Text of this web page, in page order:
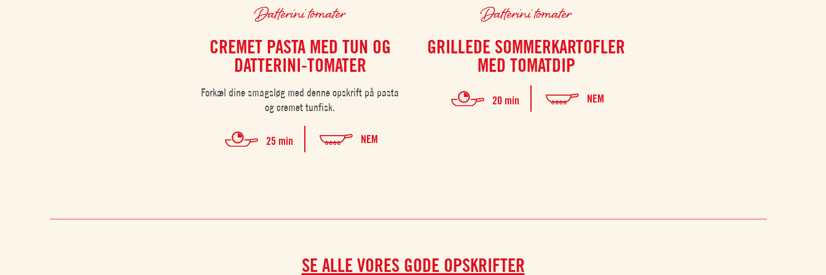
Datterini tomater
CREMET PASTA MED TUN OG
DATTERINI-TOMATER
Forkæl dine smagsløg med denne opskrift på pasta
og cremet tunfisk.
25 min NEM
Datterini tomater
GRILLEDE SOMMERKARTOFLER
MED TOMATDIP
20 min NEM
SE ALLE VORES GODE OPSKRIFTER